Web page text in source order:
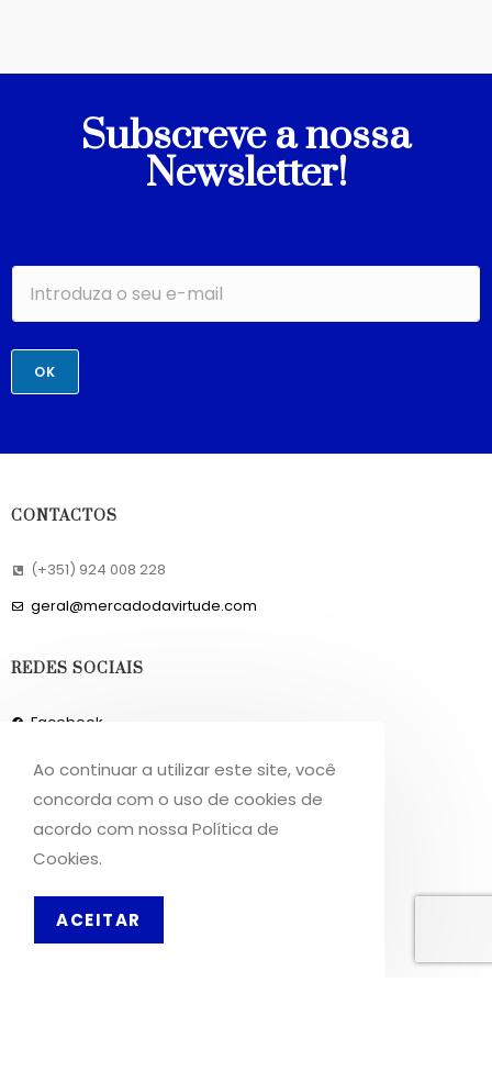
Subscreve a nossa
Newsletter!
OK
CONTACTOS
(+351) 924 008 228
geral@mercadodavirtude.com
REDES SOCIAIS
Facebook
Instagram
INFORMAÇÕES
Livro de Reclamações
PT
Ao continuar a utilizar este site, você
concorda com o uso de cookies de
acordo com nossa Política de
Cookies.
ACEITAR